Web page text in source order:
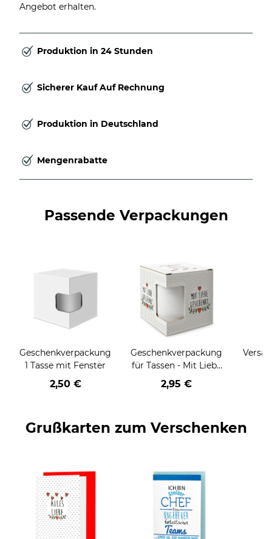
Angebot erhalten.
Produktion in 24 Stunden
Sicherer Kauf Auf Rechnung
Produktion in Deutschland
Mengenrabatte
Passende Verpackungen
Geschenkverpackung
1 Tasse mit Fenster
2,50 €
Geschenkverpackung
für Tassen - Mit Liebe
geschenkt
2,95 €
Grußkarten zum Verschenken